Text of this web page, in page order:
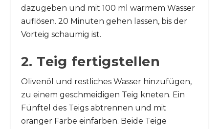
dazugeben und mit 100 ml warmem Wasser
auflösen. 20 Minuten gehen lassen, bis der
Vorteig schaumig ist.
2. Teig fertigstellen
Olivenöl und restliches Wasser hinzufügen,
zu einem geschmeidigen Teig kneten. Ein
Fünftel des Teigs abtrennen und mit
oranger Farbe einfärben. Beide Teige